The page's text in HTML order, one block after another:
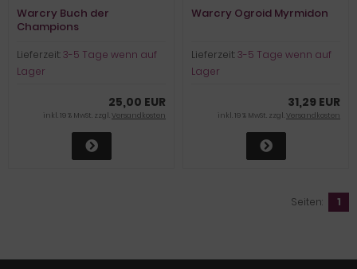
Warcry Buch der
Champions
Lieferzeit:3-5 Tage wenn auf
Lager
25,00 EUR
inkl. 19 % MwSt. zzgl.Versandkosten
Warcry Ogroid Myrmidon
Lieferzeit:3-5 Tage wenn auf
Lager
31,29 EUR
inkl. 19 % MwSt. zzgl.Versandkosten
Seiten: 1